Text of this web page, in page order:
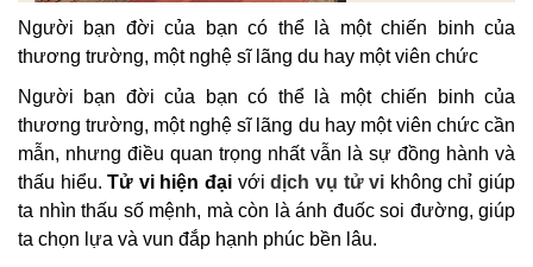
Người bạn đời của bạn có thể là một chiến binh của
thương trường, một nghệ sĩ lãng du hay một viên chức
Người bạn đời của bạn có thể là một chiến binh của
thương trường, một nghệ sĩ lãng du hay một viên chức cần
mẫn, nhưng điều quan trọng nhất vẫn là sự đồng hành và
thấu hiểu.Tử vi hiện đại vớidịch vụ tử vi không chỉ giúp
ta nhìn thấu số mệnh, mà còn là ánh đuốc soi đường, giúp
ta chọn lựa và vun đắp hạnh phúc bền lâu.